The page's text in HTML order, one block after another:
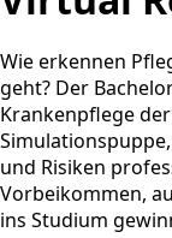
Wie erkennen
geht? Der
Krankenpflege
und Risiken
Vorbeikommen,
ins Studium